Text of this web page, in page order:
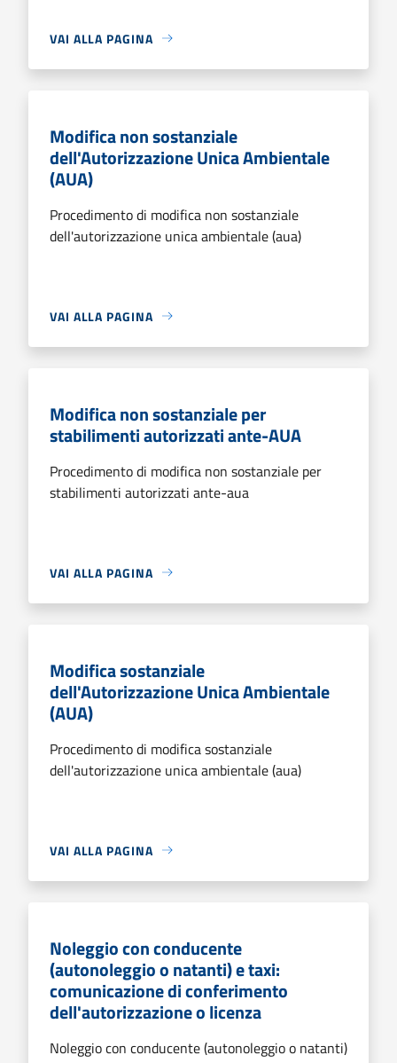
VAI ALLA PAGINA
Modifica non sostanziale
dell'Autorizzazione Unica Ambientale
(AUA)
Procedimento di modifica non sostanziale
dell'autorizzazione unica ambientale (aua)
VAI ALLA PAGINA
Modifica non sostanziale per
stabilimenti autorizzati ante-AUA
Procedimento di modifica non sostanziale per
stabilimenti autorizzati ante-aua
VAI ALLA PAGINA
Modifica sostanziale
dell'Autorizzazione Unica Ambientale
(AUA)
Procedimento di modifica sostanziale
dell'autorizzazione unica ambientale (aua)
VAI ALLA PAGINA
Noleggio con conducente
(autonoleggio o natanti) e taxi:
comunicazione di conferimento
dell'autorizzazione o licenza
Noleggio con conducente (autonoleggio o natanti)